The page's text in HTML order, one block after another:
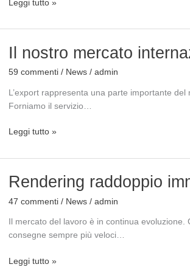
Leggi tutto »
Il nostro mercato
59 commenti / News/ admin
L’export rappresenta una parte importante del
Forniamo il servizio…
Il
nostro
mercato
internazionale
Leggi tutto »
Rendering raddoppio
47 commenti / News/ admin
Il mercato del lavoro è in continua evoluzione.
consegne sempre più veloci…
Rendering
raddoppio
immobile
Leggi tutto »